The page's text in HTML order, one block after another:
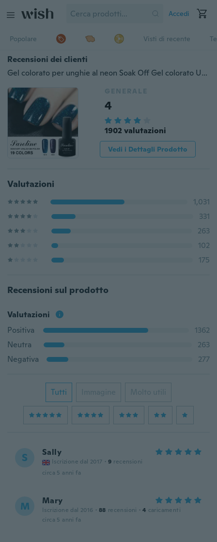
Accedi
Popolare Visti di recente
Recensioni dei clienti
Gel colorato per unghie al neon Soak Off Gel colorato UV Smalto per unghie Color Nail Art Gel UV Vernice Red Diamond Hybrid
GENERALE
4
1902 valutazioni
Vedi i Dettagli Prodotto
Valutazioni
1,031
331
263
102
175
Recensioni sul prodotto
Valutazioni
Positiva
1362
Neutra
263
Negativa
277
Tutti Immagine Molto utili
S Sally
Iscrizione dal 2017 · 9 recensioni
circa 5 anni fa
M Mary
Iscrizione dal 2016 · 88 recensioni · 4 caricamenti
circa 5 anni fa